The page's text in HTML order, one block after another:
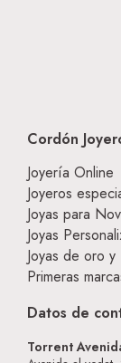
Cordón
Joyería Online
Joyeros
Joyas para
Joyas
Joyas de oro y
Primeras
Datos de
Torrent